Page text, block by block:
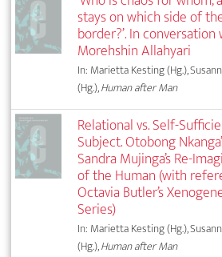
stays on which side of
border?’. In
Morehshin Allahyari
In: Marietta Kesting (Hg.),
(Hg.),Human after Man
Relational vs. Self-
Subject. Otobong
Sandra Mujinga’s Re-
of the Human (with
Octavia Butler’s
Series)
In: Marietta Kesting (Hg.),
(Hg.),Human after Man